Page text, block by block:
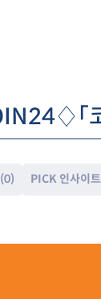
(0) PICK 인사이트